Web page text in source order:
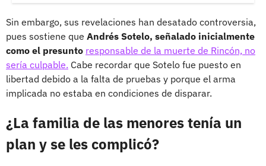
Sin embargo, sus revelaciones han desatado controversia,
pues sostiene que Andrés Sotelo, señalado inicialmente
como el presunto responsable de la muerte de Rincón, no
sería culpable. Cabe recordar que Sotelo fue puesto en
libertad debido a la falta de pruebas y porque el arma
implicada no estaba en condiciones de disparar.
¿La familia de las menores tenía un
plan y se les complicó?